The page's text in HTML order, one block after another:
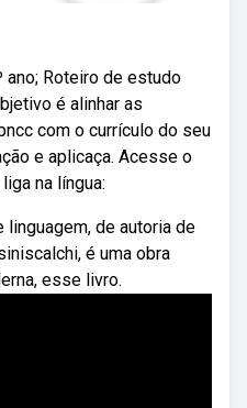
ano; Roteiro de estudo
é alinhar as
com o currículo do seu
e aplicaça. Acesse o
na língua:
linguagem, de autoria de
é uma obra
esse livro.